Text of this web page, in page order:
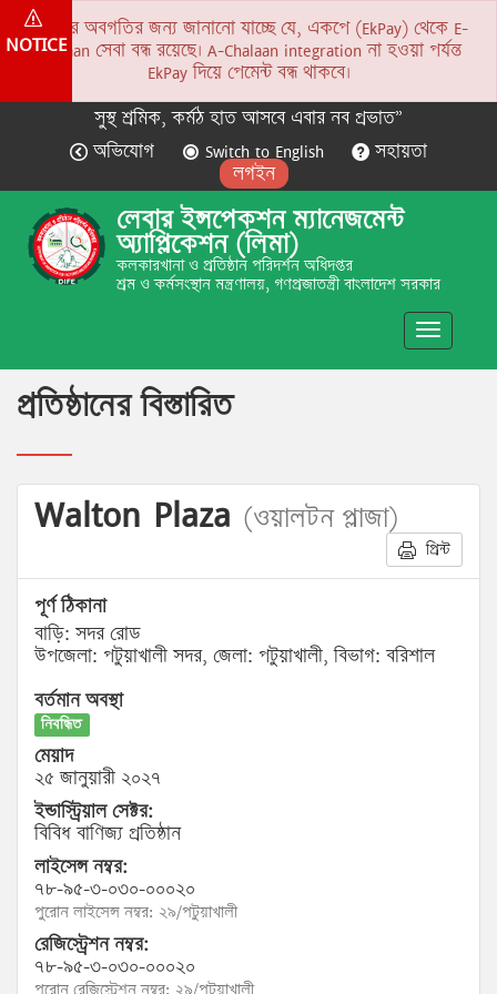
NOTICE
সকলের অবগতির জন্য জানানো যাচ্ছে যে, একপে (EkPay) থেকে E-
Chalaan সেবা বন্ধ রয়েছে। A-Chalaan integration না হওয়া পর্যন্ত
EkPay দিয়ে পেমেন্ট বন্ধ থাকবে।
সুস্থ শ্রমিক, কর্মঠ হাত আসবে এবার নব প্রভাত”
অভিযোগ
Switch to English
সহায়তা
লগইন
লেবার ইন্সপেকশন ম্যানেজমেন্ট
অ্যাপ্লিকেশন (লিমা)
কলকারখানা ও প্রতিষ্ঠান পরিদর্শন অধিদপ্তর
শ্রম ও কর্মসংস্থান মন্ত্রণালয়, গণপ্রজাতন্ত্রী বাংলাদেশ সরকার
Toggle
প্রতিষ্ঠানের বিস্তারিত
Walton Plaza (ওয়ালটন প্লাজা)
প্রিন্ট
পূর্ণ ঠিকানা
বাড়ি: সদর রোড
উপজেলা: পটুয়াখালী সদর, জেলা: পটুয়াখালী, বিভাগ: বরিশাল
বর্তমান অবস্থা
নিবন্ধিত
মেয়াদ
২৫ জানুয়ারী ২০২৭
ইন্ডাস্ট্রিয়াল সেক্টর:
বিবিধ বাণিজ্য প্রতিষ্ঠান
লাইসেন্স নম্বর:
৭৮-৯৫-৩-০৩০-০০০২০
পুরোন লাইসেন্স নম্বর: ২৯/পটুয়াখালী
রেজিস্ট্রেশন নম্বর:
৭৮-৯৫-৩-০৩০-০০০২০
পুরোন রেজিস্ট্রেশন নম্বর: ২৯/পটুয়াখালী